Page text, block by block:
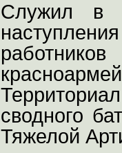
Служил в
сводного
Тяжелой